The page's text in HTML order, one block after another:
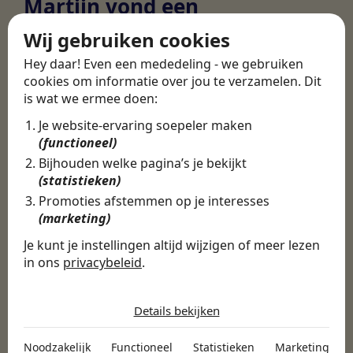
Wij gebruiken cookies
Hey daar! Even een mededeling - we gebruiken
cookies om informatie over jou te verzamelen. Dit
is wat we ermee doen:
Je website-ervaring soepeler maken
(functioneel)
Bijhouden welke pagina’s je bekijkt
(statistieken)
Promoties afstemmen op je interesses
(marketing)
Je kunt je instellingen altijd wijzigen of meer lezen
in ons privacybeleid.
Noodzakelijk
Details bekijken
Noodzakelijk Functioneel Statistieken Marketing
Martijn vond een
nieuwe baan bij
CBEE
Door Swipe4Work heb ik op een hele
makkelijke, laagdrempelige manier eigenlijk
een hele leuke nieuwe baan gevonden. Met heel
veel nieuwe uitdagingen!
Martijn
Certinia Consultant